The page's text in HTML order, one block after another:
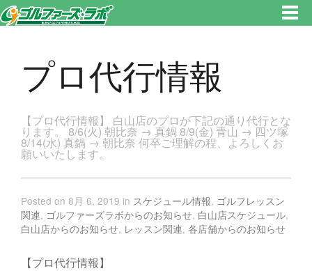
レッスン！
プロ代行情報
【プロ代行情報】 白山店のプロが下記の通り代行とな
ります。 8/6(火) 朝比奈 → 真鍋 8/9(金) 青山 → 四ツ塚
8/14(水) 真鍋 → 朝比奈 何卒ご理解の程、よろしくお
願いいたします。
Posted on 8月 6, 2019 in スケジュール情報, ゴルフレッスン
関連, ゴルファーズラボからのお知らせ, 白山店スケジュール,
白山店からのお知らせ, レッスン関連, 各店舗からのお知らせ
【プロ代行情報】